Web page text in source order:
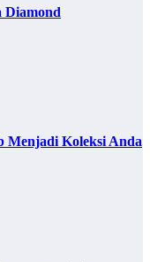
Diamond
Menjadi Koleksi Anda